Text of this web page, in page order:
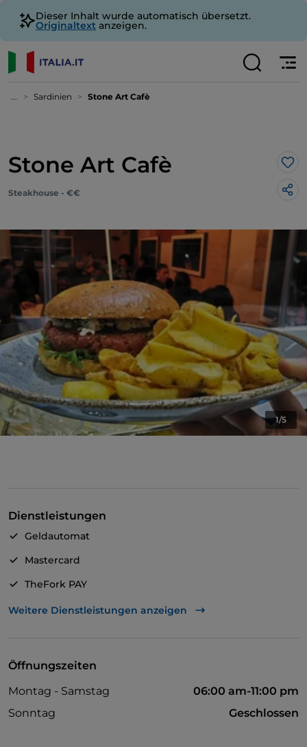
Dieser Inhalt wurde automatisch übersetzt.
Originaltext anzeigen.
... Sardinien Stone Art Cafè
Stone Art Cafè
Steakhouse - €€
1/5
Dienstleistungen
Geldautomat
Mastercard
TheFork PAY
UnionPay über TheFork PAY
Weitere Dienstleistungen anzeigen
Öffnungszeiten
Montag - Samstag
06:00 am-11:00 pm
Sonntag
Geschlossen